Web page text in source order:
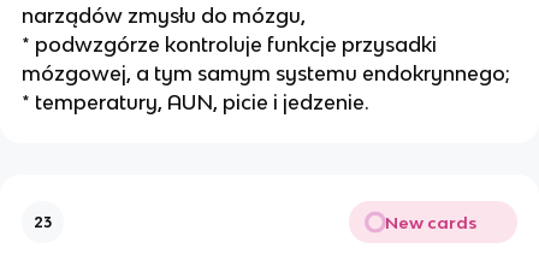
narządów zmysłu do mózgu,
* podwzgórze kontroluje funkcje przysadki
mózgowej, a tym samym systemu endokrynnego;
* temperatury, AUN, picie i jedzenie.
23 New cards